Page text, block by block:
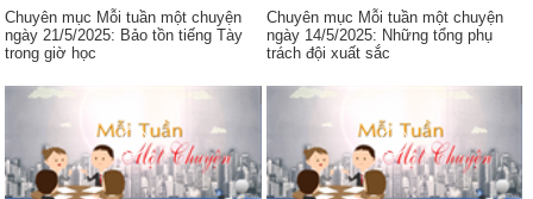
Chuyên mục Mỗi tuần một chuyện
ngày 21/5/2025: Bảo tồn tiếng Tày
trong giờ học
Chuyên mục Mỗi tuần một chuyện
ngày 14/5/2025: Những tổng phụ
trách đội xuất sắc